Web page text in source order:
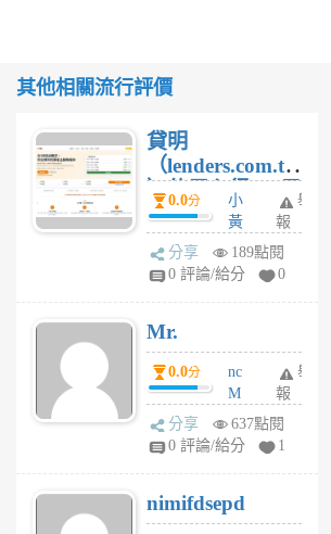
其他相關流行評價
貸明
（lenders.com.tw
）使用心得 — 民
間貸款比較平台
體驗
0.0分
小
黃
蜂
1
舉
報
分享
189點閱
0 評論/給分
0
Mr.
0.0分
nc
M
U
F
U
5
舉
報
分享
637點閱
0 評論/給分
1
nimifdsepd